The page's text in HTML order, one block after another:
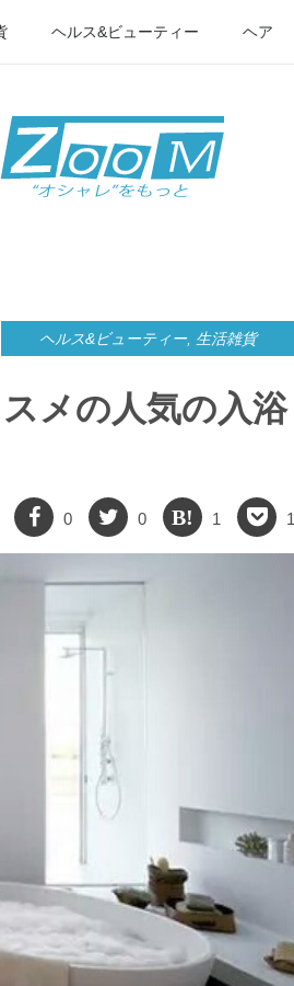
ヘルス&ビューティー ヘア
ヘルス&ビューティー, 生活雑貨
メの人気の入浴
0 0 1 1